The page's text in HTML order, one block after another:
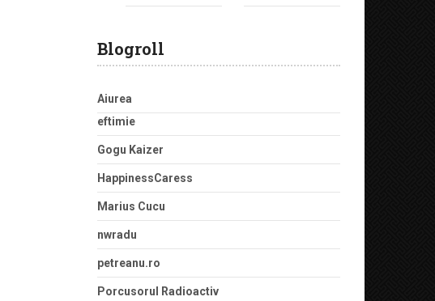
Blogroll
Aiurea
eftimie
Gogu Kaizer
HappinessCaress
Marius Cucu
nwradu
petreanu.ro
Porcusorul Radioactiv